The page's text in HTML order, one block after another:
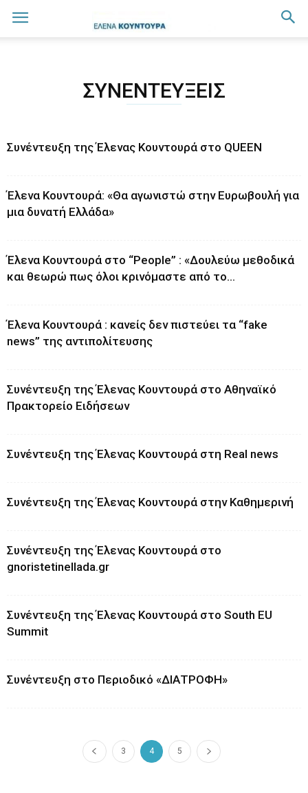
ΣΥΝΕΝΤΕΎΞΕΙΣ
Συνέντευξη της Έλενας Κουντουρά στο QUEEN
Έλενα Κουντουρά: «Θα αγωνιστώ στην Eυρωβουλή για
μια δυνατή Eλλάδα»
Έλενα Κουντουρά στο “People” : «Δουλεύω μεθοδικά
και θεωρώ πως όλοι κρινόμαστε από το...
Έλενα Κουντουρά : κανείς δεν πιστεύει τα “fake
news” της αντιπολίτευσης
Συνέντευξη της Έλενας Κουντουρά στο Αθηναϊκό
Πρακτορείο Ειδήσεων
Συνέντευξη της Έλενας Κουντουρά στη Real news
Συνέντευξη της Έλενας Κουντουρά στην Καθημερινή
Συνέντευξη της Έλενας Κουντουρά στο
gnoristetinellada.gr
Συνέντευξη της Έλενας Κουντουρά στο South EU
Summit
Συνέντευξη στο Περιοδικό «ΔΙΑΤΡΟΦΗ»
3 4 5